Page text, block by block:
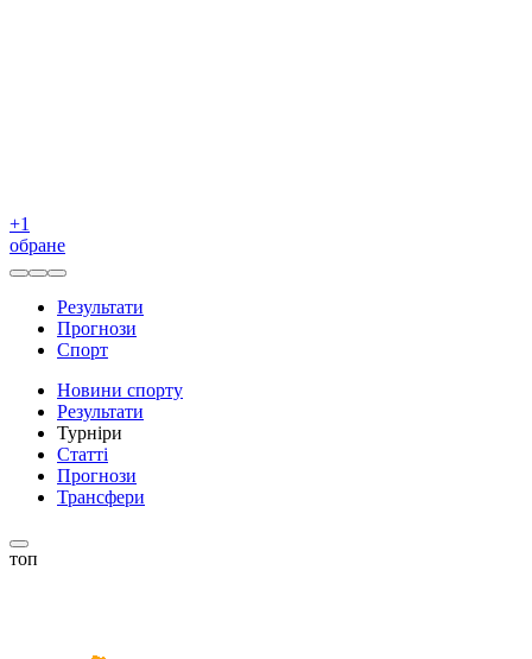
+1
обране
Результати
Прогнози
Спорт
Новини спорту
Результати
Турніри
Статті
Прогнози
Трансфери
топ